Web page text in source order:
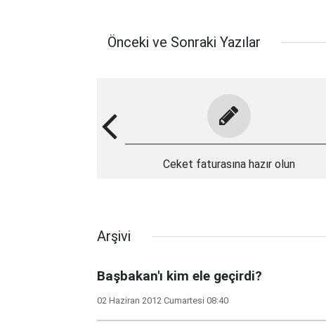
Önceki ve Sonraki Yazılar
Ceket faturasına hazır olun
Arşivi
Başbakan'ı kim ele geçirdi?
02 Haziran 2012 Cumartesi 08:40